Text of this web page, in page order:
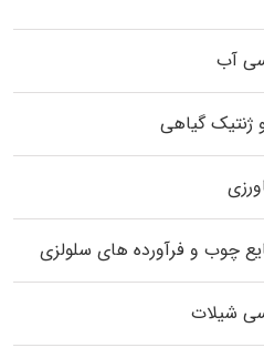
آب
ژنتیک گیاهی
چوب و فرآورده‌ های سلولزی
شیلات